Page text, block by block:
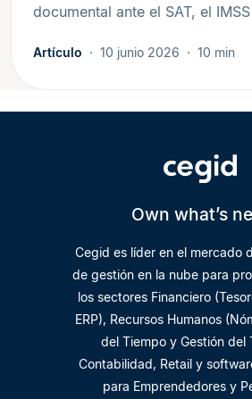
documental ante el SAT, el
Artículo 10 junio 2026 10 min
Own what’s
Cegid es líder en el mercado
de gestión en la nube para
los sectores Financiero
ERP), Recursos Humanos
del Tiempo y Gestión del
Contabilidad, Retail y
para Emprendedores y